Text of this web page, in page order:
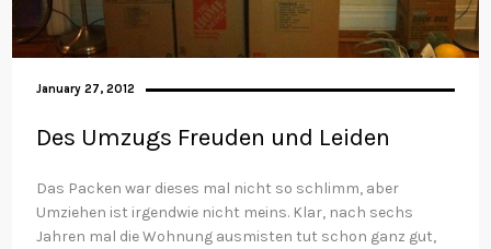
January 27, 2012
Des Umzugs Freuden und Leiden
Das Packen war dieses mal nicht so schlimm, aber
Umziehen ist irgendwie nicht meins. Klar, nach sechs
Jahren mal die Wohnung ausmisten tut schon ganz gut,